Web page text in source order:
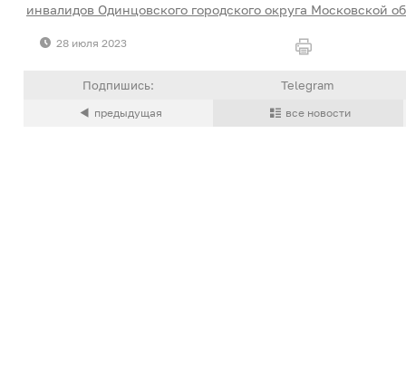
инвалидов Одинцовского городского округа Московской
28 июля 2023